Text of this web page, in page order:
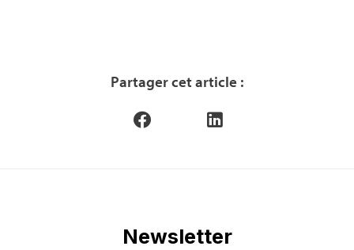
Partager cet article :